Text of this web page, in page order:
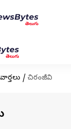
/ చిరంజీవి